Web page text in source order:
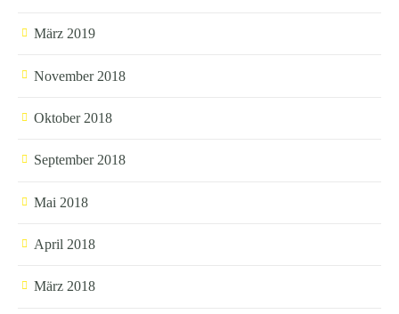
März 2019
November 2018
Oktober 2018
September 2018
Mai 2018
April 2018
März 2018